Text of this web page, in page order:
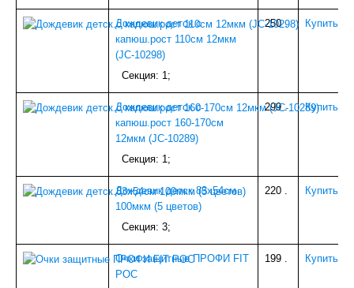
БЕТОНОСМЕСИТЕЛИ
СЫПУЧИЕ МАТЕРИАЛЫ
ПАНЕЛИ ПВХ,МДФ
А/Ц ИЗДЕЛИЯ
ДЕРЕВ.ИЗДЕЛИЯ
УТЕПЛИТЕЛЬ
НАПОЛЬНОЕ ПВХ (доборка)
ДВЕРИ И КОМПЛ.
ВОДОСТОЧКА ПЛАСТИК
ТЕПЛИЦЫ,ПАРНИКИ
НАПОЛЬНЫЙ ОТДЕЛОЧНЫЙ МАТЕРИАЛ
ВОДОСТОЧКА ОЦИНК.
Дождевик детск.с
капюш.рост 110см 12мкм
(JC-10298)
Секция: 1;
250 . Купить
Дождевик детск.с
капюш.рост 160-170см
12мкм (JC-10289)
Секция: 1;
299 . Купить
Дождевик детск.83х54см
100мкм (5 цветов)
Секция: 3;
220 . Купить
Очки защитные ПРОФИ FIT
РОС
199 . Купить